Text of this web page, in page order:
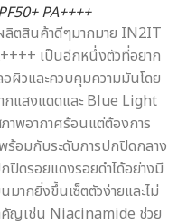
PA++++
ลิตสินค้าดีๆมากมาย IN2IT
เป็นอีกหนึ่งตัวที่อยาก
อผิวและควบคุมความมันโดย
แสงแดดและ Blue Light
าพอากาศร้อนแต่ต้องการ
อมกับระดับการปกปิดกลาง
ปิดรอยแดงรอยดำได้อย่างมี
มากยิ่งขึ้นเซ็ตตัวง่ายและไม่
คัญเช่น Niacinamide ช่วย